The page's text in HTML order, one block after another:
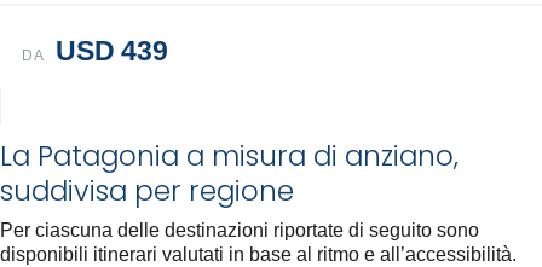
DA USD 439
La Patagonia a misura di anziano,
suddivisa per regione
Per ciascuna delle destinazioni riportate di seguito sono
disponibili itinerari valutati in base al ritmo e all’accessibilità.